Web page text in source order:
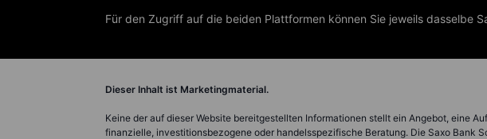
Für den Zugriff auf die beiden Plattformen können Sie jeweils dasselbe
Dieser Inhalt ist Marketingmaterial.
Keine der auf dieser Website bereitgestellten Informationen stellt ein Angebot, eine
finanzielle, investitionsbezogene oder handelsspezifische Beratung. Die Saxo Bank